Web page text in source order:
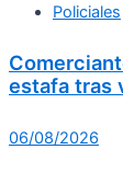
Policiales
estafa tras
06/08/2026